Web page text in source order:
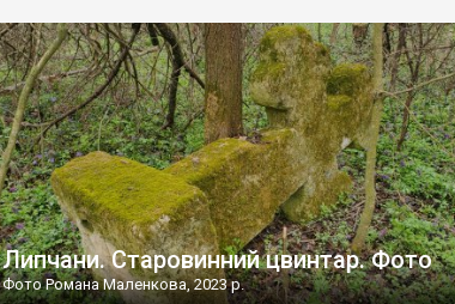
дороги їх не видно, але видно дві стареньких колії у траві –
[…]
Липчани. Старовинний цвинтар. Фото
Фото Романа Маленкова, 2023 р.